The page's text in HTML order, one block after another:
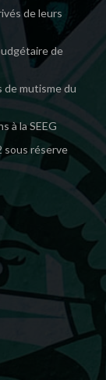
de leurs
de
de mutisme du
à la SEEG
sous réserve